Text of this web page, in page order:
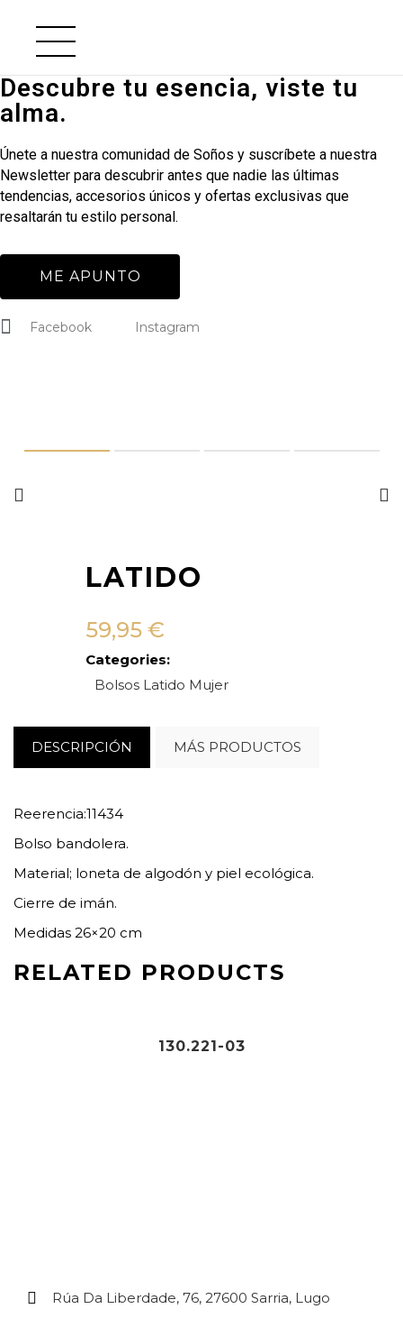
Descubre tu esencia, viste tu
alma.
Únete a nuestra comunidad de Soños y suscríbete a nuestra
Newsletter para descubrir antes que nadie las últimas
tendencias, accesorios únicos y ofertas exclusivas que
resaltarán tu estilo personal.
ME APUNTO
Facebook Instagram
LATIDO
59,95 €
Categories:
Bolsos Latido Mujer
DESCRIPCIÓN MÁS PRODUCTOS
Reerencia:11434
Bolso bandolera.
Material; loneta de algodón y piel ecológica.
Cierre de imán.
Medidas 26×20 cm
RELATED PRODUCTS
130.221-03
Rúa Da Liberdade, 76, 27600 Sarria, Lugo